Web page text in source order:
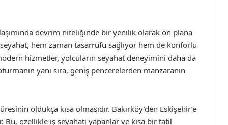
devrim niteliğinde bir yenilik olarak ön plana
seyahat, hem zaman tasarrufu sağlıyor hem de konforlu
hizmetler, yolcuların seyahat deneyimini daha da
yanı sıra, geniş pencerelerden manzaranın
oldukça kısa olmasıdır. Bakırköy’den Eskişehir’e
Bu, özellikle iş seyahati yapanlar ve kısa bir tatil